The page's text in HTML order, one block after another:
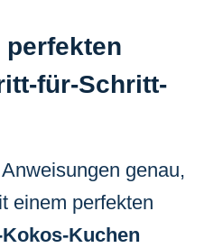
perfekten
für-Schritt-
genau,
einem perfekten
Kuchen